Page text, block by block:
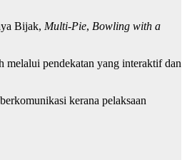
Bijak, Multi-Pie, Bowling with a
melalui pendekatan yang interaktif dan
kerana pelaksaan